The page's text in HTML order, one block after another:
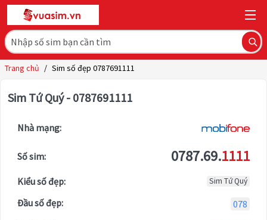
Trang chủ / Sim số đẹp 0787691111
Sim Tứ Quý - 0787691111
Nhà mạng:
Số sim: 0787.69.1111
Kiểu số đẹp: Sim Tứ Quý
Đầu số đẹp:
078